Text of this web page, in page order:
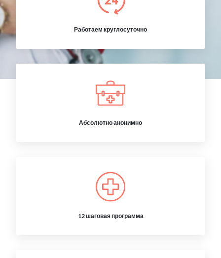
Работаем круглосуточно
Абсолютно анонимно
12 шаговая программа